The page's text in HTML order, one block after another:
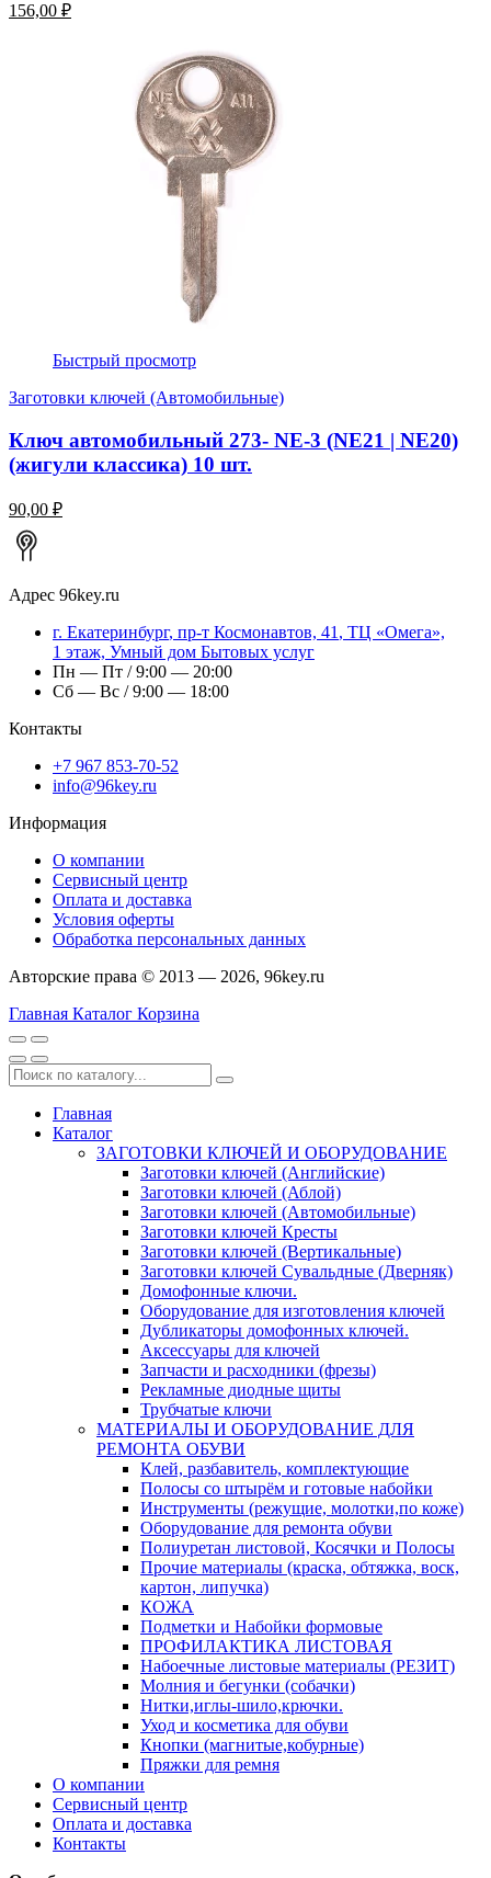
156,00 ₽
Быстрый просмотр
Заготовки ключей (Автомобильные)
Ключ автомобильный 273- NE-3 (NE21 | NE20)
(жигули классика) 10 шт.
90,00 ₽
Адрес 96key.ru
г. Екатеринбург, пр-т Космонавтов, 41, ТЦ «Омега»,
1 этаж, Умный дом Бытовых услуг
Пн — Пт / 9:00 — 20:00
Сб — Вс / 9:00 — 18:00
Контакты
+7 967 853-70-52
info@96key.ru
Информация
О компании
Сервисный центр
Оплата и доставка
Условия оферты
Обработка персональных данных
Авторские права © 2013 — 2026, 96key.ru
Главная Каталог Корзина
Главная
Каталог
ЗАГОТОВКИ КЛЮЧЕЙ И ОБОРУДОВАНИЕ
Заготовки ключей (Английские)
Заготовки ключей (Аблой)
Заготовки ключей (Автомобильные)
Заготовки ключей Кресты
Заготовки ключей (Вертикальные)
Заготовки ключей Сувальдные (Дверняк)
Домофонные ключи.
Оборудование для изготовления ключей
Дубликаторы домофонных ключей.
Аксессуары для ключей
Запчасти и расходники (фрезы)
Рекламные диодные щиты
Трубчатые ключи
МАТЕРИАЛЫ И ОБОРУДОВАНИЕ ДЛЯ
РЕМОНТА ОБУВИ
Клей, разбавитель, комплектующие
Полосы со штырём и готовые набойки
Инструменты (режущие, молотки,по коже)
Оборудование для ремонта обуви
Полиуретан листовой, Косячки и Полосы
Прочие материалы (краска, обтяжка, воск,
картон, липучка)
КОЖА
Подметки и Набойки формовые
ПРОФИЛАКТИКА ЛИСТОВАЯ
Набоечные листовые материалы (РЕЗИТ)
Молния и бегунки (собачки)
Нитки,иглы-шило,крючки.
Уход и косметика для обуви
Кнопки (магнитые,кобурные)
Пряжки для ремня
О компании
Сервисный центр
Оплата и доставка
Контакты